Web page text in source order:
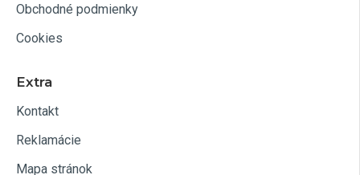
Obchodné podmienky
Cookies
Extra
Kontakt
Reklamácie
Mapa stránok